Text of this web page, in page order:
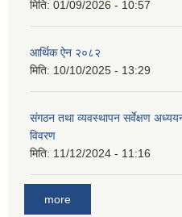
मिति: 01/09/2026 - 10:57
आर्थिक ऐन २०८२
मिति: 10/10/2025 - 13:29
संगठन तथा व्यवस्थापन सर्वेक्षण
विवरण
मिति: 11/12/2024 - 11:16
more